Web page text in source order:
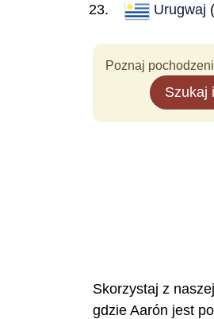
Urugwaj
Poznaj
Szukaj
Skorzystaj z
gdzie Aarón jest